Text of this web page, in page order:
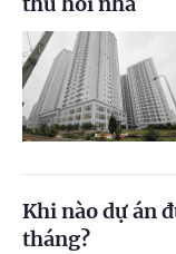
Khi nào dự án
tháng?